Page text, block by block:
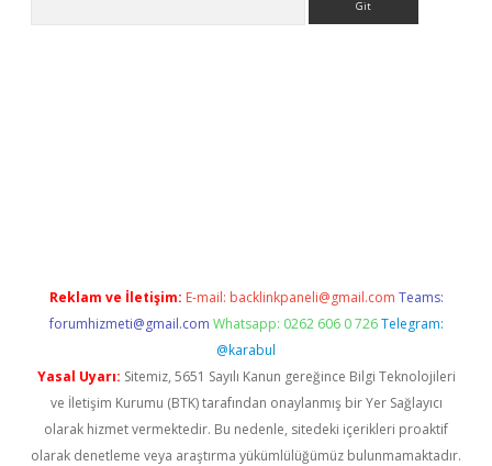
Reklam ve İletişim: E-mail: backlinkpaneli@gmail.com Teams:
forumhizmeti@gmail.com Whatsapp: 0262 606 0 726 Telegram:
@karabul
Yasal Uyarı: Sitemiz, 5651 Sayılı Kanun gereğince Bilgi Teknolojileri
ve İletişim Kurumu (BTK) tarafından onaylanmış bir Yer Sağlayıcı
olarak hizmet vermektedir. Bu nedenle, sitedeki içerikleri proaktif
olarak denetleme veya araştırma yükümlülüğümüz bulunmamaktadır.